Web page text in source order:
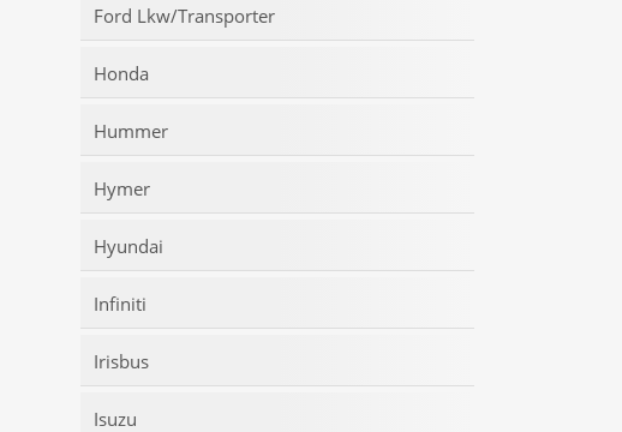
Ford Lkw/Transporter
Honda
Hummer
Hymer
Hyundai
Infiniti
Irisbus
Isuzu